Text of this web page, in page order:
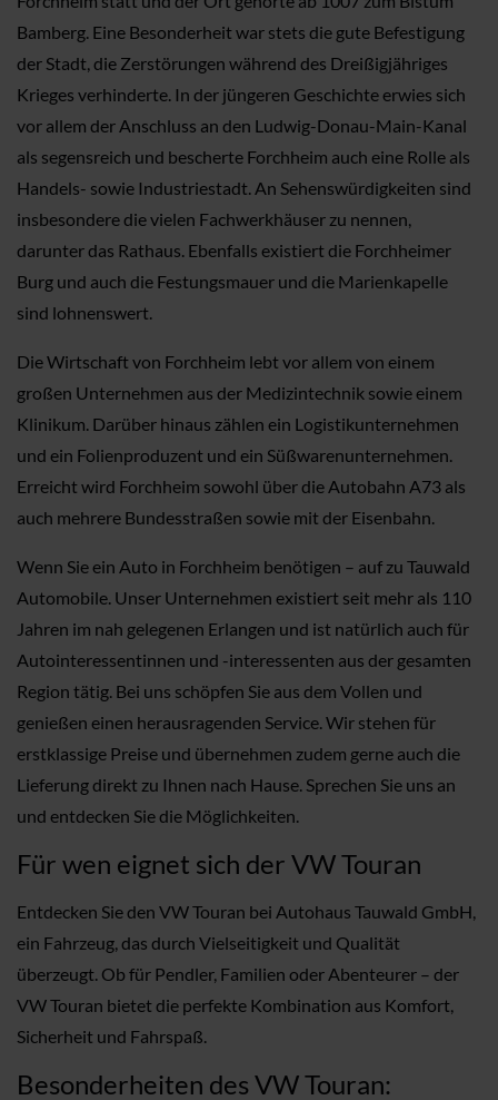
Bamberg. Eine Besonderheit war stets die gute Befestigung
der Stadt, die Zerstörungen während des Dreißigjähriges
Krieges verhinderte. In der jüngeren Geschichte erwies sich
vor allem der Anschluss an den Ludwig-Donau-Main-Kanal
als segensreich und bescherte Forchheim auch eine Rolle als
Handels- sowie Industriestadt. An Sehenswürdigkeiten sind
insbesondere die vielen Fachwerkhäuser zu nennen,
darunter das Rathaus. Ebenfalls existiert die Forchheimer
Burg und auch die Festungsmauer und die Marienkapelle
sind lohnenswert.
Die Wirtschaft von Forchheim lebt vor allem von einem
großen Unternehmen aus der Medizintechnik sowie einem
Klinikum. Darüber hinaus zählen ein Logistikunternehmen
und ein Folienproduzent und ein Süßwarenunternehmen.
Erreicht wird Forchheim sowohl über die Autobahn A73 als
auch mehrere Bundesstraßen sowie mit der Eisenbahn.
Wenn Sie ein Auto in Forchheim benötigen – auf zu Tauwald
Automobile. Unser Unternehmen existiert seit mehr als 110
Jahren im nah gelegenen Erlangen und ist natürlich auch für
Autointeressentinnen und -interessenten aus der gesamten
Region tätig. Bei uns schöpfen Sie aus dem Vollen und
genießen einen herausragenden Service. Wir stehen für
erstklassige Preise und übernehmen zudem gerne auch die
Lieferung direkt zu Ihnen nach Hause. Sprechen Sie uns an
und entdecken Sie die Möglichkeiten.
Für wen eignet sich der VW Touran
Entdecken Sie den VW Touran bei Autohaus Tauwald GmbH,
ein Fahrzeug, das durch Vielseitigkeit und Qualität
überzeugt. Ob für Pendler, Familien oder Abenteurer – der
VW Touran bietet die perfekte Kombination aus Komfort,
Sicherheit und Fahrspaß.
Besonderheiten des VW Touran: